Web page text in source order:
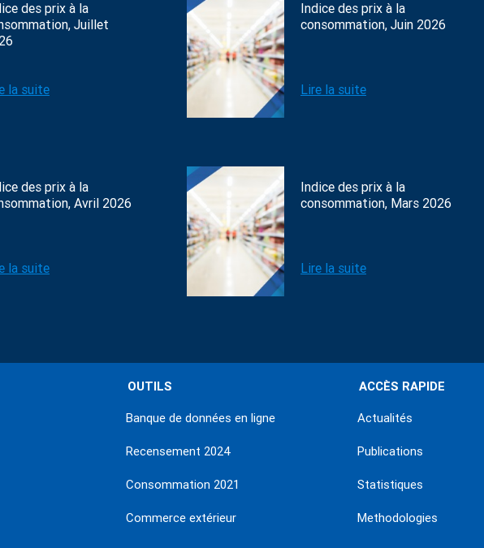
des prix à la
Juillet
la suite
Indice des prix à la
consommation, Juin 2026
Lire la suite
des prix à la
Avril 2026
la suite
Indice des prix à la
consommation, Mars 2026
Lire la suite
OUTILS
Banque de données en ligne
Recensement 2024
Consommation 2021
Commerce extérieur
ACCÈS RAPIDE
Actualités
Publications
Statistiques
Methodologies